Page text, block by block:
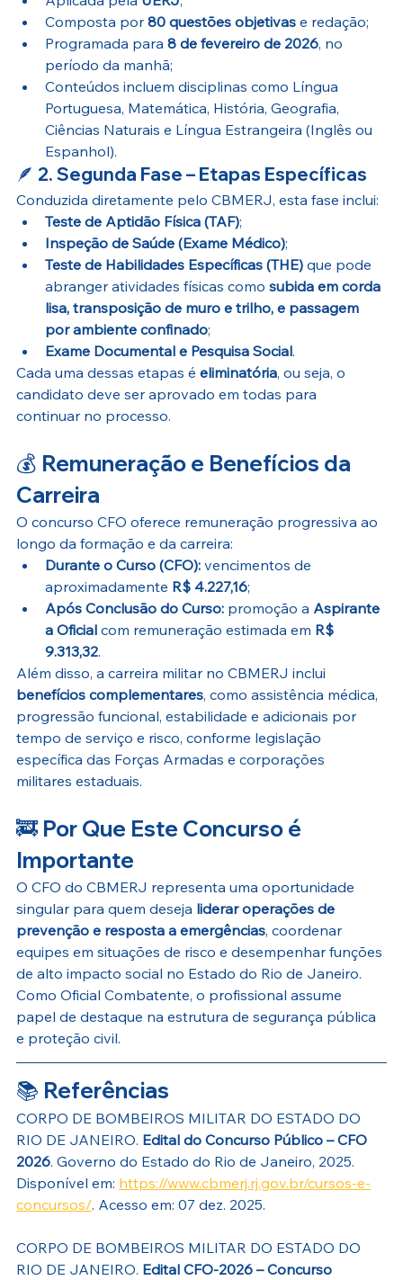
Composta por 80 questões objetivas e redação;
Programada para 8 de fevereiro de 2026, no
período da manhã;
Conteúdos incluem disciplinas como Língua
Portuguesa, Matemática, História, Geografia,
Ciências Naturais e Língua Estrangeira (Inglês ou
Espanhol).
🪶 2. Segunda Fase – Etapas Específicas
Conduzida diretamente pelo CBMERJ, esta fase inclui:
Teste de Aptidão Física (TAF);
Inspeção de Saúde (Exame Médico);
Teste de Habilidades Específicas (THE) que pode
abranger atividades físicas como subida em corda
lisa, transposição de muro e trilho, e passagem
por ambiente confinado;
Exame Documental e Pesquisa Social.
Cada uma dessas etapas é eliminatória, ou seja, o
candidato deve ser aprovado em todas para
continuar no processo.
💰 Remuneração e Benefícios da
Carreira
O concurso CFO oferece remuneração progressiva ao
longo da formação e da carreira:
Durante o Curso (CFO): vencimentos de
aproximadamente R$ 4.227,16;
Após Conclusão do Curso: promoção a Aspirante
a Oficial com remuneração estimada em R$
9.313,32.
Além disso, a carreira militar no CBMERJ inclui
benefícios complementares, como assistência médica,
progressão funcional, estabilidade e adicionais por
tempo de serviço e risco, conforme legislação
específica das Forças Armadas e corporações
militares estaduais.
🚒 Por Que Este Concurso é
Importante
O CFO do CBMERJ representa uma oportunidade
singular para quem deseja liderar operações de
prevenção e resposta a emergências, coordenar
equipes em situações de risco e desempenhar funções
de alto impacto social no Estado do Rio de Janeiro.
Como Oficial Combatente, o profissional assume
papel de destaque na estrutura de segurança pública
e proteção civil.
📚 Referências
CORPO DE BOMBEIROS MILITAR DO ESTADO DO
RIO DE JANEIRO. Edital do Concurso Público – CFO
2026. Governo do Estado do Rio de Janeiro, 2025.
Disponível em: https://www.cbmerj.rj.gov.br/cursos-e-
concursos/. Acesso em: 07 dez. 2025.
CORPO DE BOMBEIROS MILITAR DO ESTADO DO
RIO DE JANEIRO. Edital CFO-2026 – Concurso